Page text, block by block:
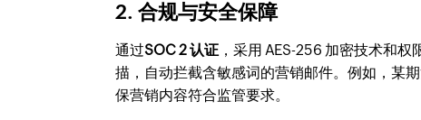
2. 合规与安全保障
通过SOC 2 认证 ，采用 AES-256 加密技术和
描，自动拦截含敏感词的营销邮件。例如，某
保营销内容符合监管要求。